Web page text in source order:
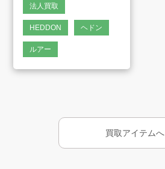
法人買取
HEDDON ヘドン
ルアー
買取アイテムへ